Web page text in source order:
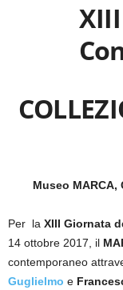
Museo MARCA,
Per la XIII Giornata
14 ottobre 2017, il
contemporaneo
Guglielmo e